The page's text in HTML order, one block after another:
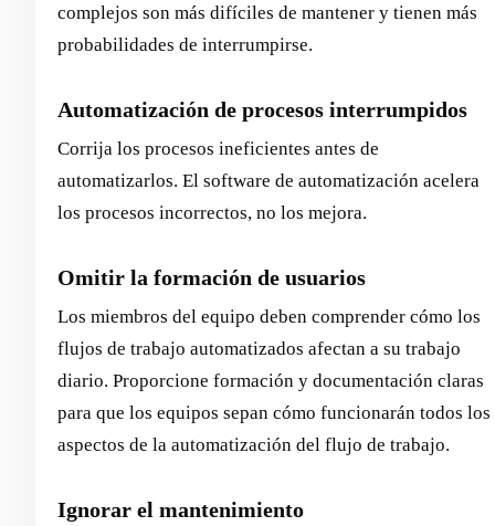
complejos son más difíciles de mantener y tienen más
probabilidades de interrumpirse.
Automatización de procesos interrumpidos
Corrija los procesos ineficientes antes de
automatizarlos. El software de automatización acelera
los procesos incorrectos, no los mejora.
Omitir la formación de usuarios
Los miembros del equipo deben comprender cómo los
flujos de trabajo automatizados afectan a su trabajo
diario. Proporcione formación y documentación claras
para que los equipos sepan cómo funcionarán todos los
aspectos de la automatización del flujo de trabajo.
Ignorar el mantenimiento